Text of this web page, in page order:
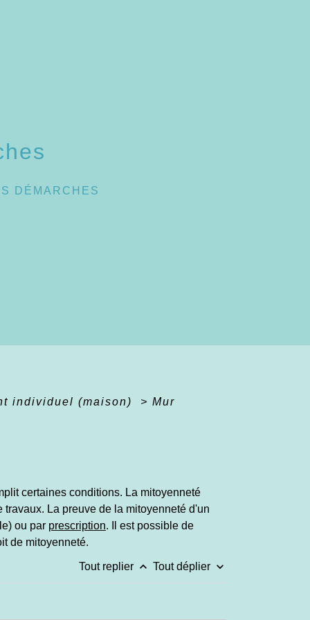
DÉMARCHES
individuel (maison) > Mur
certaines conditions. La mitoyenneté
La preuve de la mitoyenneté d'un
ou par prescription. Il est possible de
de mitoyenneté.
Tout replier keyboard_arrow_up Tout déplier keyboard_arrow_down